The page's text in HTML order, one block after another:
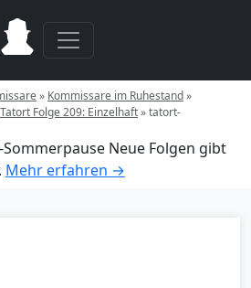
» Kommissare im Ruhestand»
Tatort Folge 209: Einzelhaft»tatort-
Neue Folgen gibt
Mehr erfahren →